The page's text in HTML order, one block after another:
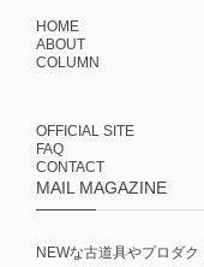
HOME
ABOUT
COLUMN
OFFICIAL SITE
FAQ
CONTACT
MAIL MAGAZINE
NEWな古道具やプロダ